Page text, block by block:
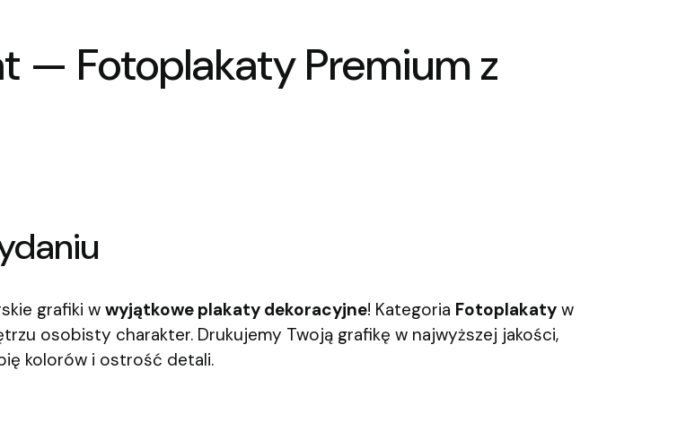
— Fotoplakaty Premium z
grafiki w wyjątkowe plakaty dekoracyjne! Kategoria Fotoplakaty w
osobisty charakter. Drukujemy Twoją grafikę w najwyższej jakości,
kolorów i ostrość detali.